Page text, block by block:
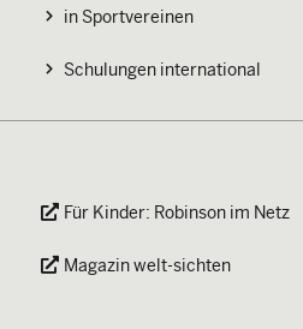
in Sportvereinen
Schulungen international
Für Kinder: Robinson im Netz
Magazin welt-sichten